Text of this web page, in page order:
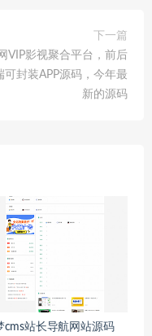
下一篇
VIP影视聚合平台，前后
可封装APP源码，今年最
新的源码
cms站长导航网站源码